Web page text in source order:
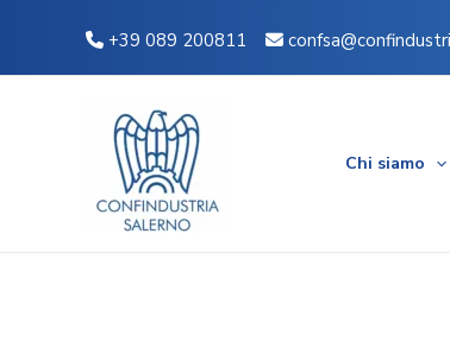
contenuto
+39 089 200811
Chi siamo
articoli